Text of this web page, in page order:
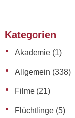
Kategorien
Akademie (1)
Allgemein (338)
Filme (21)
Flüchtlinge (5)